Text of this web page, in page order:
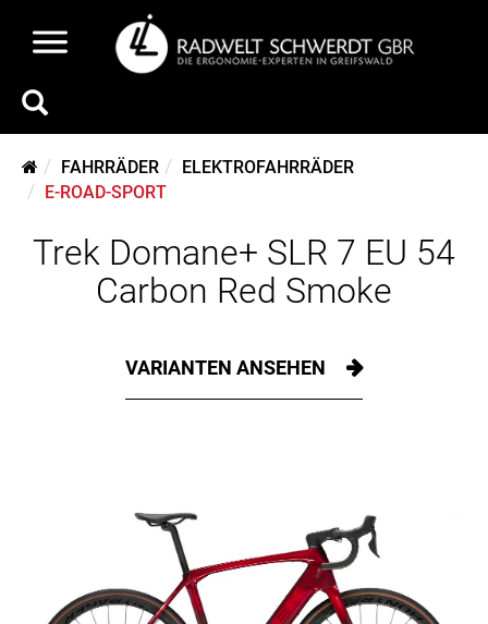
FAHRRÄDER
ELEKTROFAHRRÄDER
E-ROAD-SPORT
Trek Domane+ SLR 7 EU 54
Carbon Red Smoke
VARIANTEN ANSEHEN